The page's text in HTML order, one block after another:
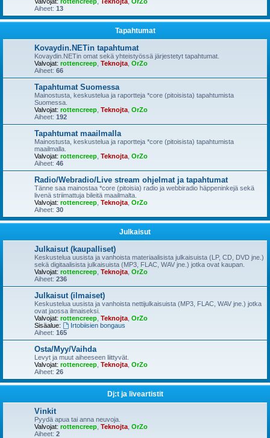
Aiheet: 13
Tapahtumat
Kovaydin.NETin tapahtumat
Kovaydin.NETin omat sekä yhteistyössä järjestetyt tapahtumat.
Valvojat: rottencreep Teknojta OrZo
Aiheet: 66
Tapahtumat Suomessa
Mainostusta, keskustelua ja raportteja *core (pitoisista) tapahtumista
Suomessa.
Valvojat: rottencreep Teknojta OrZo
Aiheet: 192
Tapahtumat maailmalla
Mainostusta, keskustelua ja raportteja *core (pitoisista) tapahtumista
maailmalla.
Valvojat: rottencreep Teknojta OrZo
Aiheet: 46
Radio/Webradio/Live stream ohjelmat ja tapahtumat
Tänne saa mainostaa *core (pitoisia) radio ja webbiradio häppeninkejä sekä
livenä striimattuja bileitä maailmalta.
Valvojat: rottencreep Teknojta OrZo
Aiheet: 30
Julkaisut
Julkaisut (kaupalliset)
Keskustelua uusista ja vanhoista materiaalisista julkaisuista (LP, CD, DVD jne.)
sekä digitaalisista julkaisuista (MP3, FLAC, WAV jne.) jotka ovat kaupan.
Valvojat: rottencreep Teknojta OrZo
Aiheet: 236
Julkaisut (ilmaiset)
Keskustelua uusista ja vanhoista nettijulkaisuista (MP3, FLAC, WAV jne.) jotka
ovat jaossa ilmaiseksi.
Valvojat: rottencreep Teknojta OrZo
Sisäalue:
Irtobiisien bongaus
Aiheet: 165
Osta/Myy/Vaihda
Levyt ja muut aiheeseen liittyvät.
Valvojat: rottencreep Teknojta OrZo
Aiheet: 26
Dj:t ja liveartistit
Vinkit
Pyydä apua tai anna neuvoja.
Valvojat: rottencreep Teknojta OrZo
Aiheet: 2